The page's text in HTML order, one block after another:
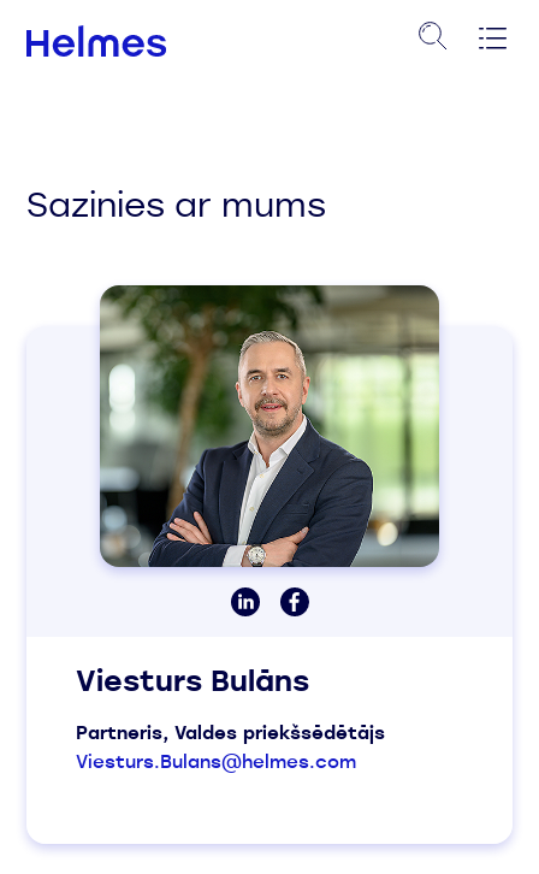
Sazinies ar mums
Viesturs Bulāns
Partneris, Valdes priekšsēdētājs
Viesturs.Bulans@helmes.com